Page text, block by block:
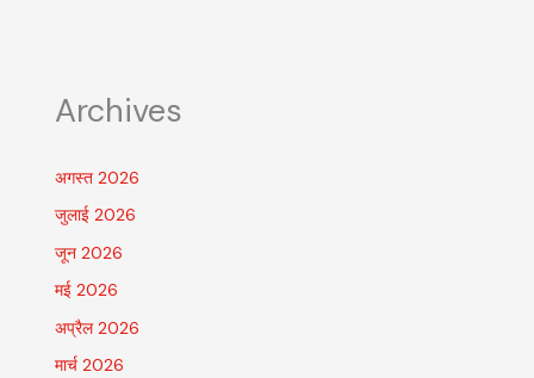
Archives
अगस्त 2026
जुलाई 2026
जून 2026
मई 2026
अप्रैल 2026
मार्च 2026